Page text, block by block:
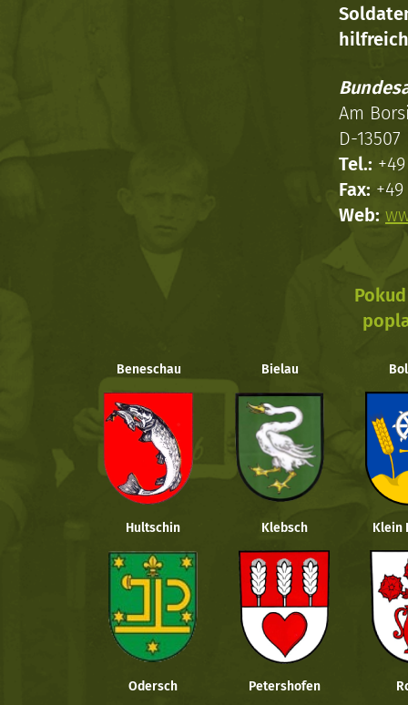
Am
D-
Tel.:
Fax:
Web:
Beneschau Bielau
Hultschin Klebsch Klein
Odersch Petershofen